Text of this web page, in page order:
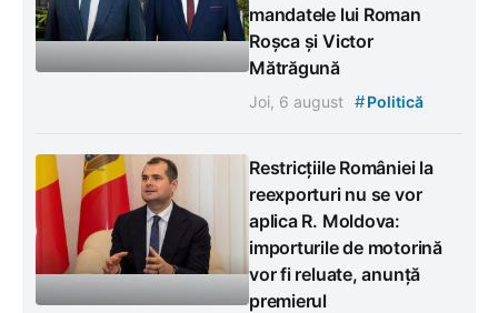
mandatele lui Roman
Roșca și Victor
Mătrăgună
Joi, 6 august #Politică
Restricțiile României la
reexporturi nu se vor
aplica R. Moldova:
importurile de motorină
vor fi reluate, anunță
premierul